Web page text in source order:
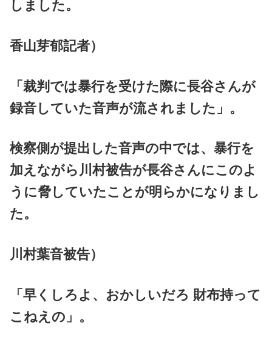
しました。
香山芽郁記者）
「裁判では暴行を受けた際に長谷さんが
録音していた音声が流されました」。
検察側が提出した音声の中では、暴行を
加えながら川村被告が長谷さんにこのよ
うに脅していたことが明らかになりまし
た。
川村葉音被告）
「早くしろよ、おかしいだろ 財布持って
こねえの」。